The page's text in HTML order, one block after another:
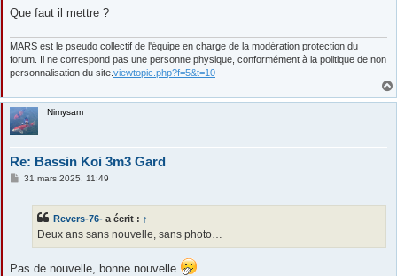
Que faut il mettre ?
MARS est le pseudo collectif de l'équipe en charge de la modération protection du
forum. Il ne correspond pas une personne physique, conformément à la politique de non
personnalisation du site. viewtopic.php?f=5&t=10
Nimysam
Re: Bassin Koi 3m3 Gard
M31 mars 2025, 11:49
Revers-76- a écrit : ↑
Deux ans sans nouvelle, sans photo…
Pas de nouvelle, bonne nouvelle